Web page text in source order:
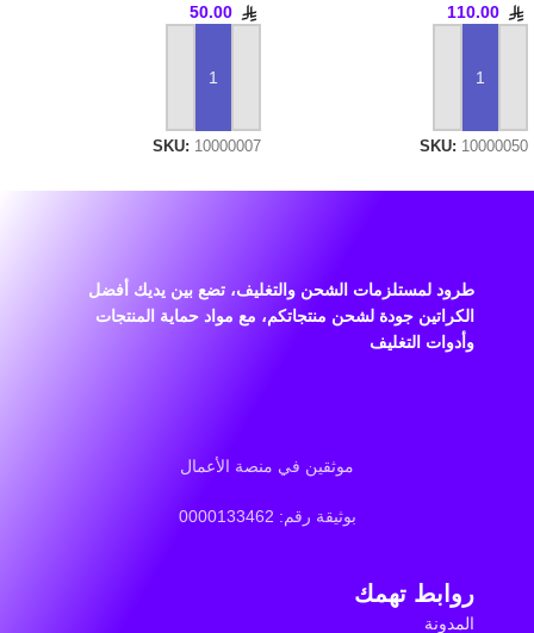
110.00
SKU: 10000050
50.00
SKU: 10000007
طرود لمستلزمات الشحن والتغليف، تضع بين يديك أفضل
الكراتين جودة لشحن منتجاتكم، مع مواد حماية المنتجات
وأدوات التغليف
موثقين في منصة الأعمال
بوثيقة رقم: 0000133462
روابط تهمك
المدونة